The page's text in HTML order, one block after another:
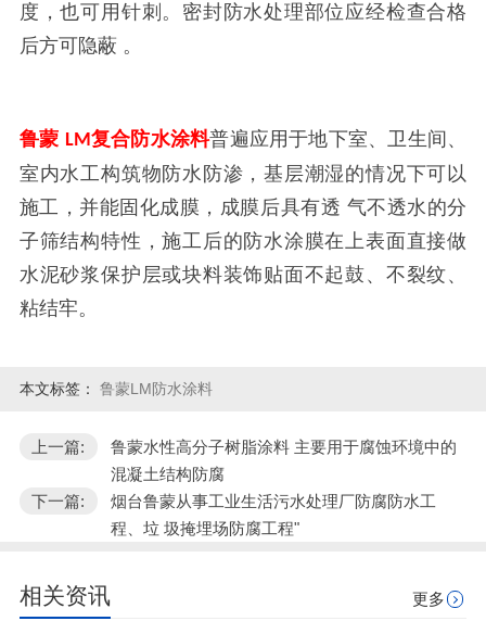
度，也可用针刺。密封防水处理部位应经检查合格
后方可隐蔽 。
鲁蒙 LM复合防水涂料普遍应用于地下室、卫生间、
室内水工构筑物防水防渗，基层潮湿的情况下可以
施工，并能固化成膜，成膜后具有透 气不透水的分
子筛结构特性，施工后的防水涂膜在上表面直接做
水泥砂浆保护层或块料装饰贴面不起鼓、不裂纹、
粘结牢。
本文标签： 鲁蒙LM防水涂料
上一篇:
鲁蒙水性高分子树脂涂料 主要用于腐蚀环境中的
混凝土结构防腐
下一篇:
烟台鲁蒙从事工业生活污水处理厂防腐防水工
程、垃 圾掩埋场防腐工程"
相关资讯 更多